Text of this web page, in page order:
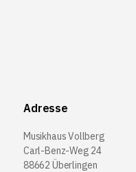
Adresse
Musikhaus Vollberg
Carl-Benz-Weg 24
88662 Überlingen